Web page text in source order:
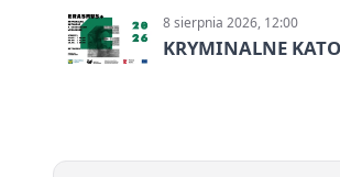
8 sierpnia 2026, 12:00
KRYMINALNE